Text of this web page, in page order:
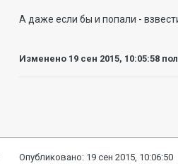
А даже если бы и попали -
Изменено 19 сен 2015, 10:05:58
Опубликовано: 19 сен 2015, 10:06:50